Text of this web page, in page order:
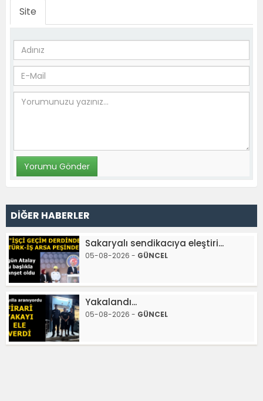
Site
DİĞER HABERLER
Sakaryalı sendikacıya eleştiri...
05-08-2026 - GÜNCEL
Yakalandı...
05-08-2026 - GÜNCEL